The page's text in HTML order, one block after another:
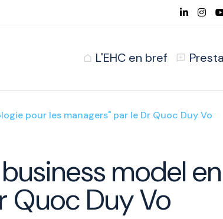
L'EHC en bref
pour les managers" par le Dr Quoc Duy Vo
model
Quoc Duy Vo